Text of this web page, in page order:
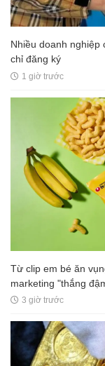
Nhiều doanh nghiệp
chỉ đăng ký
1 giờ trước
Từ clip em bé ăn
marketing "thắng
3 giờ trước